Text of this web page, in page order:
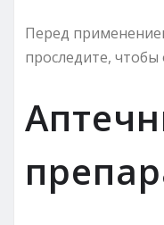
Перед
проследите, чтобы